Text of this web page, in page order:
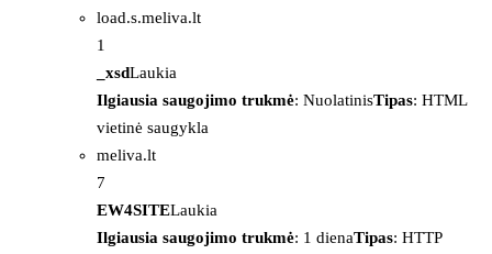
load.s.meliva.lt
1
_xsdLaukia
Ilgiausia saugojimo trukmė: NuolatinisTipas: HTML
vietinė saugykla
meliva.lt
7
EW4SITELaukia
Ilgiausia saugojimo trukmė: 1 dienaTipas: HTTP